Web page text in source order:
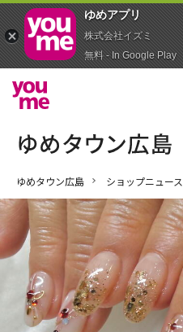
ゆめタウン広島 ショップニュース
ゆめアプ‪リ‬
株式会社イズミ
無料 - In Google Play